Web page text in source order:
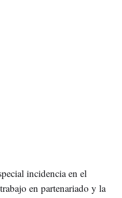
incidencia en el
en partenariado y la